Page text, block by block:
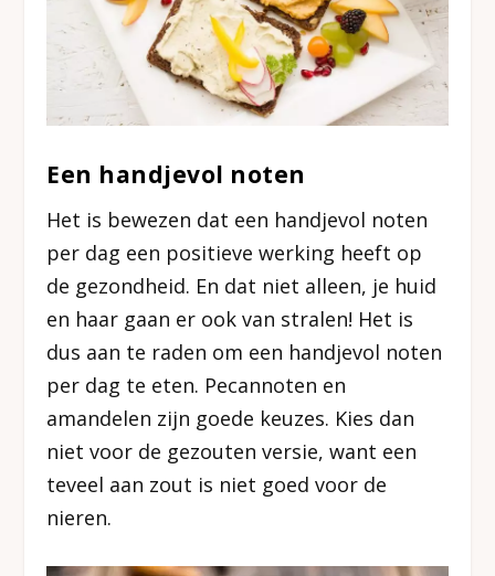
Een handjevol noten
Het is bewezen dat een handjevol noten
per dag een positieve werking heeft op
de gezondheid. En dat niet alleen, je huid
en haar gaan er ook van stralen! Het is
dus aan te raden om een handjevol noten
per dag te eten. Pecannoten en
amandelen zijn goede keuzes. Kies dan
niet voor de gezouten versie, want een
teveel aan zout is niet goed voor de
nieren.